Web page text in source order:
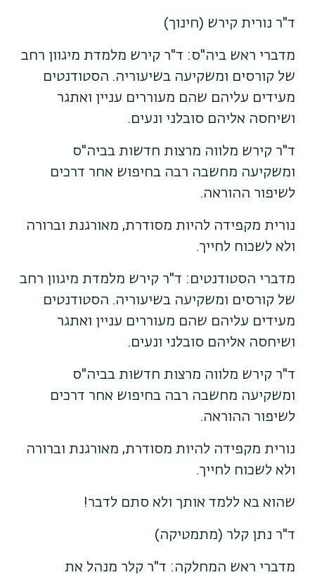
ד"ר נורית קירש (חינוך)
מדברי ראש ביה"ס: ד"ר קירש מלמדת מיגוון רחב
של קורסים ומשקיעה בשיעוריה. הסטודנטים
מעידים עליהם שהם מעוררים עניין ואתגר
ושיחסה אליהם סובלני ונעים.
ד"ר קירש מלווה מרצות חדשות בביה"ס
ומשקיעה מחשבה רבה בחיפוש אחר דרכים
לשיפור ההוראה.
נורית מקפידה להיות מסודרת, מאורגנת וברורה
ולא לשכוח לחייך.
מדברי הסטודנטים: ד"ר קירש מלמדת מיגוון רחב
של קורסים ומשקיעה בשיעוריה. הסטודנטים
מעידים עליהם שהם מעוררים עניין ואתגר
ושיחסה אליהם סובלני ונעים.
ד"ר קירש מלווה מרצות חדשות בביה"ס
ומשקיעה מחשבה רבה בחיפוש אחר דרכים
לשיפור ההוראה.
נורית מקפידה להיות מסודרת, מאורגנת וברורה
ולא לשכוח לחייך.
שהוא בא ללמד אותך ולא סתם לדבר!
ד"ר נתן קלר (מתמטיקה)
מדברי ראש המחלקה: ד"ר קלר מנהל את